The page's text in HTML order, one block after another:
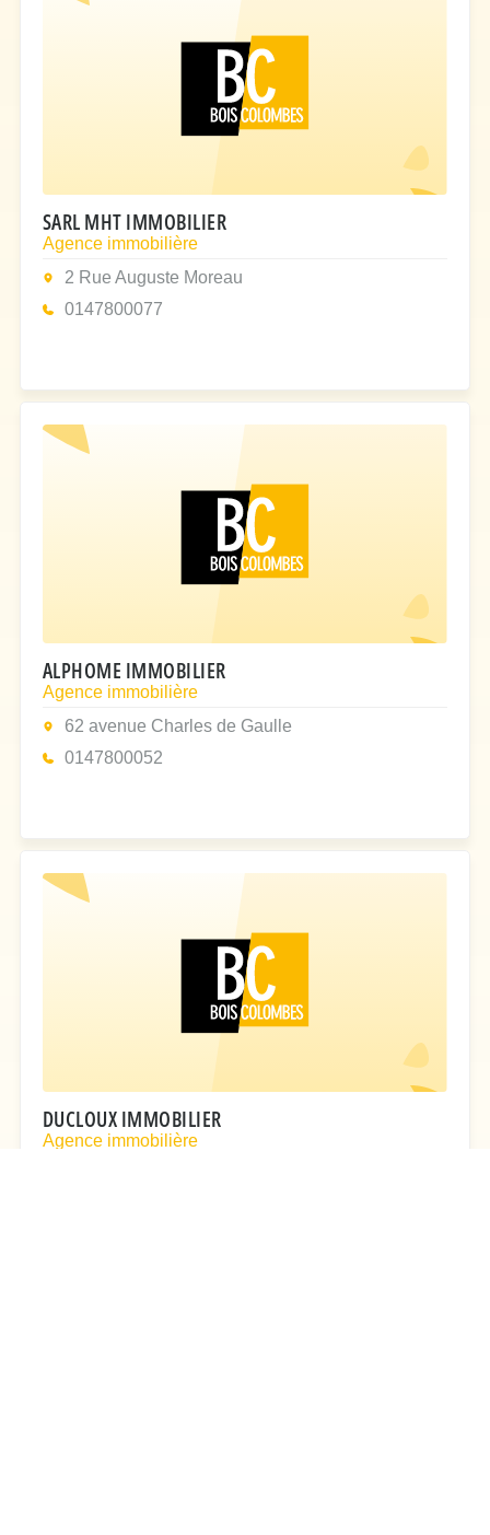
SARL MHT IMMOBILIER
Agence immobilière
2 Rue Auguste Moreau
0147800077
ALPHOME IMMOBILIER
Agence immobilière
62 avenue Charles de Gaulle
0147800052
DUCLOUX IMMOBILIER
Agence immobilière